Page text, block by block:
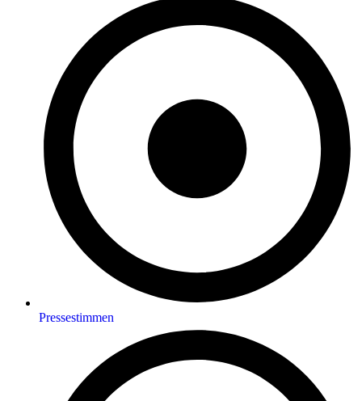
Pressestimmen